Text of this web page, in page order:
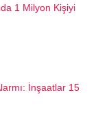
1 Milyon Kişiyi
İnşaatlar 15